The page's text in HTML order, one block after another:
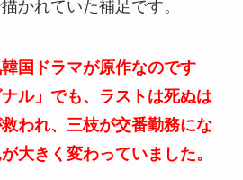
かれていた補足です。
韓国ドラマが原作なのです
ル」でも、ラストは死ぬは
われ、三枝が交番勤務にな
大きく変わっていました。